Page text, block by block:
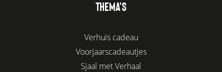
THEMA'S
Verhuis cadeau
Voorjaarscadeautjes
Sjaal met Verhaal